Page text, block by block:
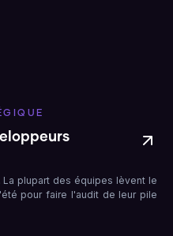
plupart des équipes lèvent le
pour faire l'audit de leur pile